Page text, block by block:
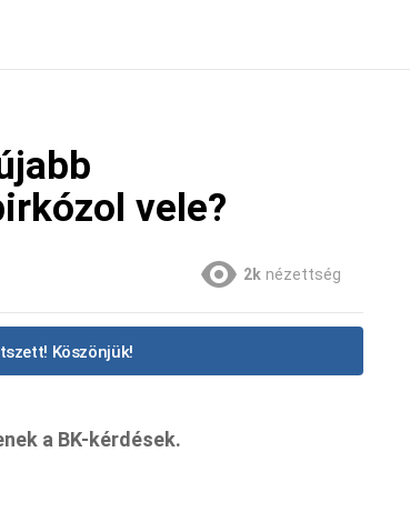
vele?
2k nézettség
Köszönjük!
a BK-kérdések.